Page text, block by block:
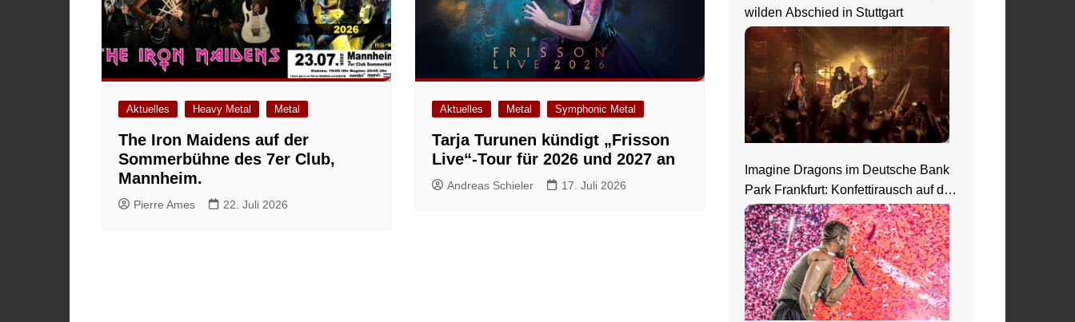
Aktuelles Heavy Metal Metal
The Iron Maidens auf der
Sommerbühne des 7er Club,
Mannheim.
Pierre Ames 22. Juli 2026
Aktuelles Metal Symphonic Metal
Tarja Turunen kündigt „Frisson
Live“-Tour für 2026 und 2027 an
Andreas Schieler 17. Juli 2026
wilden Abschied in Stuttgart
Imagine Dragons im Deutsche Bank
Park Frankfurt: Konfettirausch auf der
Loom Welttour